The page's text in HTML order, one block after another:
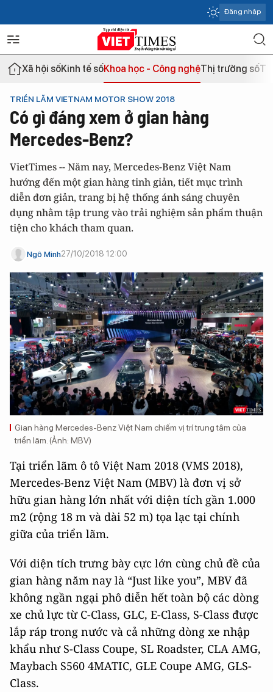
Đăng nhập
Xã hội sốKinh tế sốKhoa học - Công nghệThị trường số
TRIỂN LÃM VIETNAM MOTOR SHOW 2018
Có gì đáng xem ở gian hàng
Mercedes-Benz?
VietTimes -- Năm nay, Mercedes-Benz Việt Nam
hướng đến một gian hàng tinh giản, tiết mục trình
diễn đơn giản, trang bị hệ thống ánh sáng chuyên
dụng nhằm tập trung vào trải nghiệm sản phẩm thuận
tiện cho khách tham quan.
Ngô Minh27/10/2018 12:00
Gian hàng Mercedes-Benz Việt Nam chiếm vị trí trung tâm của
triển lãm. (Ảnh: MBV)
Tại triển lãm ô tô Việt Nam 2018 (VMS 2018),
Mercedes-Benz Việt Nam (MBV) là đơn vị sở
hữu gian hàng lớn nhất với diện tích gần 1.000
m2 (rộng 18 m và dài 52 m) tọa lạc tại chính
giữa của triển lãm.
Với diện tích trưng bày cực lớn cùng chủ đề của
gian hàng năm nay là “Just like you”, MBV đã
không ngần ngại phô diễn hết toàn bộ các dòng
xe chủ lực từ C-Class, GLC, E-Class, S-Class được
lắp ráp trong nước và cả những dòng xe nhập
khẩu như S-Class Coupe, SL Roadster, CLA AMG,
Maybach S560 4MATIC, GLE Coupe AMG, GLS-
Class.